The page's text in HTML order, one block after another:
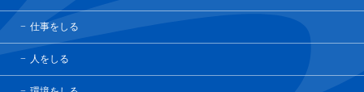
仕事をしる
人をしる